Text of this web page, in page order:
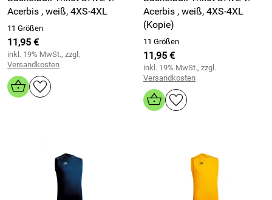
Acerbis , weiß, 4XS-4XL
11 Größen
11,95 €
inkl. 19% MwSt., zzgl.
Versandkosten
Acerbis , weiß, 4XS-4XL
(Kopie)
11 Größen
11,95 €
inkl. 19% MwSt., zzgl.
Versandkosten